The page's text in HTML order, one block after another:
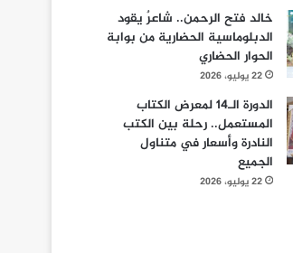
خالد فتح الرحمن.. شاعرٌ يقود
الدبلوماسية الحضارية من بوابة
الحوار الحضاري
22 يوليو، 2026
الدورة الـ14 لمعرض الكتاب
المستعمل.. رحلة بين الكتب
النادرة وأسعار في متناول
الجميع
22 يوليو، 2026